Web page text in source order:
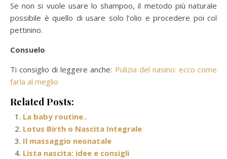
Se non si vuole usare lo shampoo, il metodo più naturale
possibile è quello di usare solo l’olio e procedere poi col
pettinino.
Consuelo
Ti consiglio di leggere anche: Pulizia del nasino: ecco come
farla al meglio
Related Posts:
La baby routine..
Lotus Birth o Nascita Integrale
Il massaggio neonatale
Lista nascita: idee e consigli